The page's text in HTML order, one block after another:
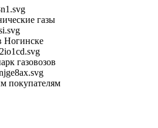
газы
Ногинске
газовозов
покупателям